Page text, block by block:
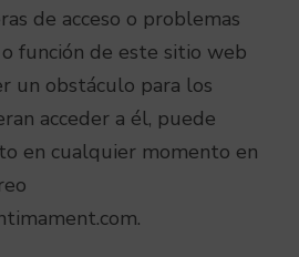
de acceso o problemas
función de este sitio web
un obstáculo para los
acceder a él, puede
en cualquier momento en
.